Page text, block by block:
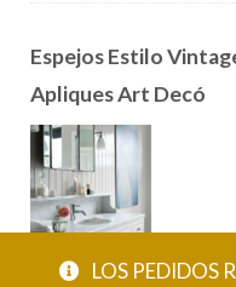
LOS PEDIDOS
Espejos Estilo Vintage
Apliques Art Decó